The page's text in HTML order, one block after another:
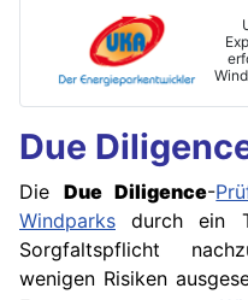
Due
Die Due Diligence-
Windparks durch ein
Sorgfaltspflicht
wenigen Risiken